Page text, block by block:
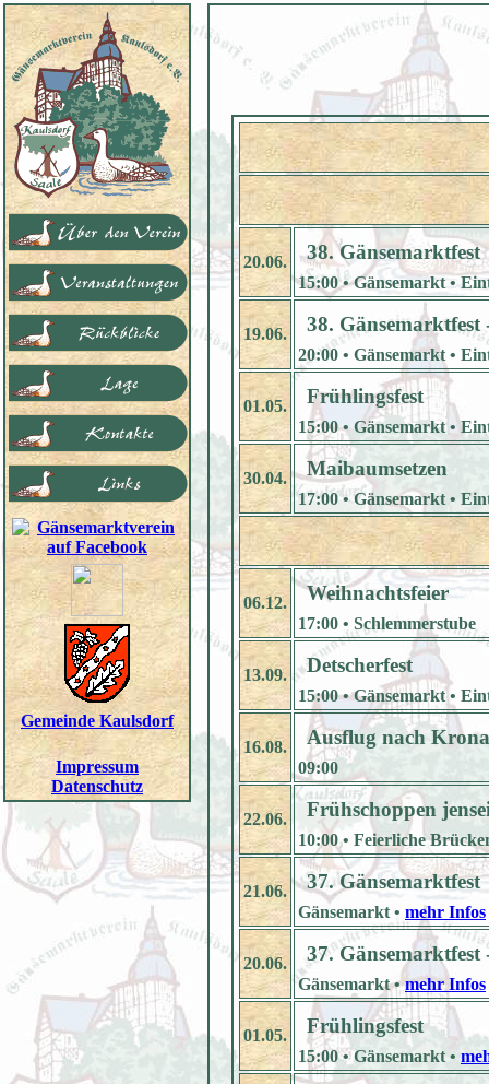
Gemeinde Kaulsdorf
Impressum
Datenschutz
20.06. 38. Gänsemarktfest
15:00 • Gänsemarkt •
19.06. 38. Gänsemarktfest
20:00 • Gänsemarkt •
01.05. Frühlingsfest
15:00 • Gänsemarkt •
30.04. Maibaumsetzen
17:00 • Gänsemarkt •
06.12. Weihnachtsfeier
17:00 • Schlemmerstube
13.09. Detscherfest
15:00 • Gänsemarkt •
16.08. Ausflug nach
09:00
22.06. Frühschoppen
10:00 • Feierliche
21.06. 37. Gänsemarktfest
Gänsemarkt • mehr Infos
20.06. 37. Gänsemarktfest
Gänsemarkt •mehr Infos
01.05. Frühlingsfest
15:00 • Gänsemarkt •